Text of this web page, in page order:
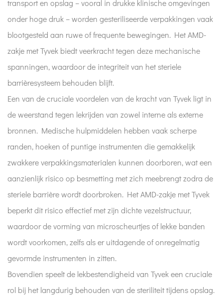
transport en opslag – vooral in drukke klinische omgevingen
onder hoge druk – worden gesteriliseerde verpakkingen vaak
blootgesteld aan ruwe of frequente bewegingen. Het AMD-
zakje met Tyvek biedt veerkracht tegen deze mechanische
spanningen, waardoor de integriteit van het steriele
barrièresysteem behouden blijft.
Een van de cruciale voordelen van de kracht van Tyvek ligt in
de weerstand tegen lekrijden van zowel interne als externe
bronnen. Medische hulpmiddelen hebben vaak scherpe
randen, hoeken of puntige instrumenten die gemakkelijk
zwakkere verpakkingsmaterialen kunnen doorboren, wat een
aanzienlijk risico op besmetting met zich meebrengt zodra de
steriele barrière wordt doorbroken. Het AMD-zakje met Tyvek
beperkt dit risico effectief met zijn dichte vezelstructuur,
waardoor de vorming van microscheurtjes of lekke banden
wordt voorkomen, zelfs als er uitdagende of onregelmatig
gevormde instrumenten in zitten.
Bovendien speelt de lekbestendigheid van Tyvek een cruciale
rol bij het langdurig behouden van de steriliteit tijdens opslag.